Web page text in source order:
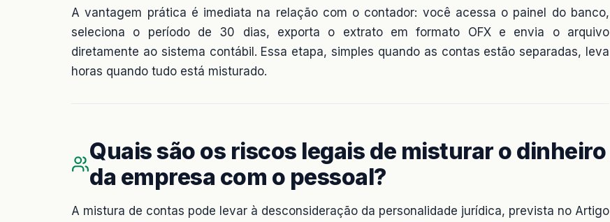
A vantagem prática é imediata na relação com o contador: você acessa o painel do banco,
seleciona o período de 30 dias, exporta o extrato em formato OFX e envia o arquivo
diretamente ao sistema contábil. Essa etapa, simples quando as contas estão separadas, leva
horas quando tudo está misturado.
Quais são os riscos legais de misturar o dinheiro
da empresa com o pessoal?
A mistura de contas pode levar à desconsideração da personalidade jurídica, prevista no Artigo